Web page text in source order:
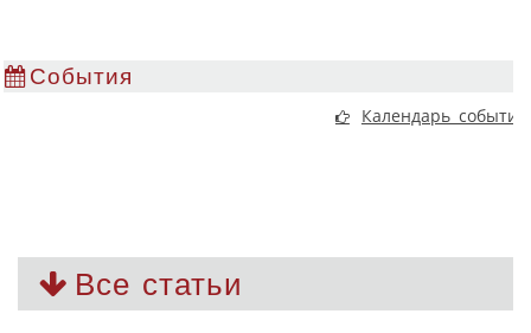
События
Календарь событий
Все статьи